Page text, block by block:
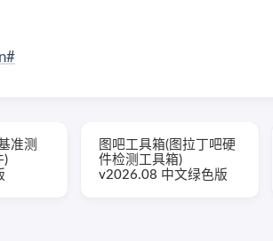
准测
)
图吧工具箱(图拉丁吧硬
件检测工具箱)
v2026.08 中文绿色版